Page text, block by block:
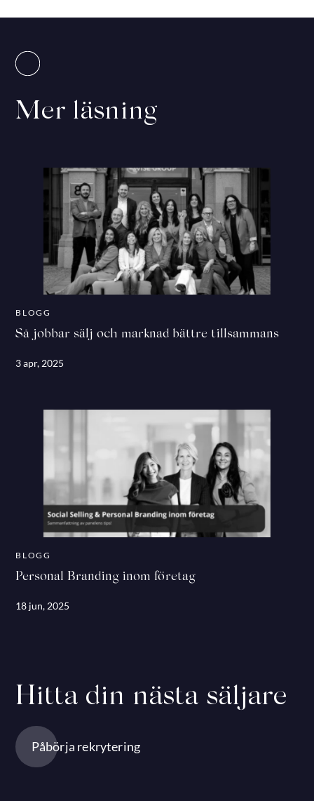
Mer läsning
BLOGG
Så jobbar sälj och marknad bättre tillsammans
3 apr, 2025
BLOGG
Personal Branding inom företag
18 jun, 2025
Hitta din nästa säljare
Påbörja rekrytering